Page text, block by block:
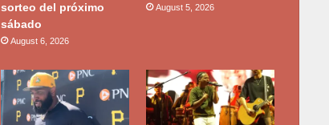
sorteo del próximo
sábado
August 6, 2026
August 5, 2026